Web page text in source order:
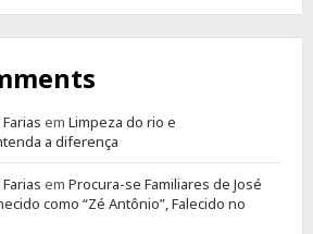
em Limpeza do rio e
a diferença
em Procura-se Familiares de José
como “Zé Antônio”, Falecido no